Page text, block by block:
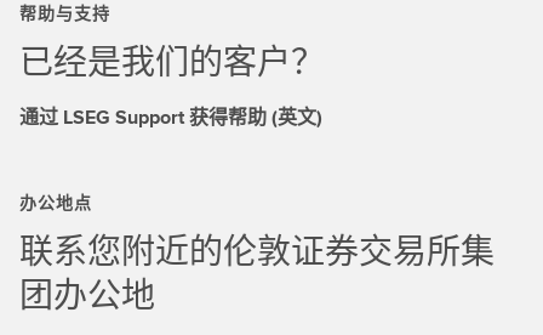
帮助与支持
已经是我们的客户？
通过 LSEG Support 获得帮助 (英文)
办公地点
联系您附近的伦敦证券交易所集
团办公地